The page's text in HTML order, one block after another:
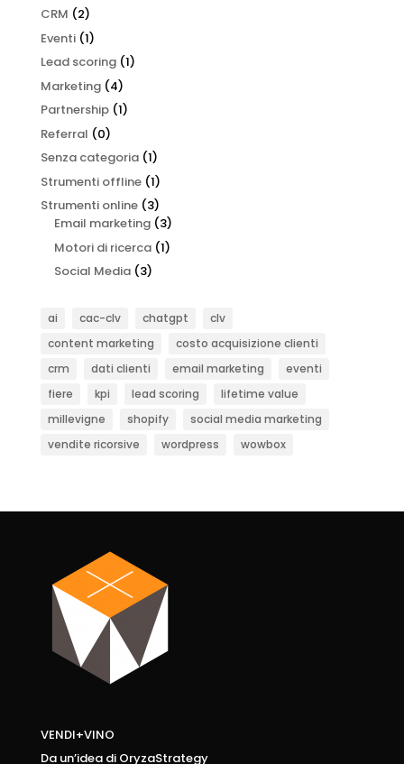
CRM (2)
Eventi(1)
Lead scoring(1)
Marketing(4)
Partnership(1)
Referral (0)
Senza categoria(1)
Strumenti offline(1)
Strumenti online(3)
Email marketing(3)
Motori di ricerca(1)
Social Media(3)
ai cac-clv chatgpt
clv
content marketing
costo acquisizione clienti
crm
dati clienti email marketing
eventi
fiere
kpi lead scoring
lifetime value
millevigne
shopify
social media marketing
vendite ricorsive
wordpress wowbox
VENDI+VINO
Da un’idea di OryzaStrategy